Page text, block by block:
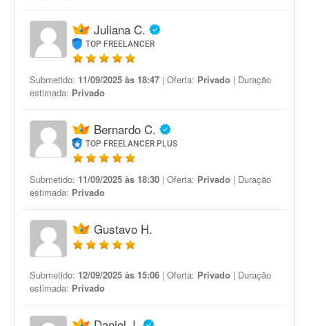
Juliana C.
TOP FREELANCER
Submetido: 11/09/2025 às 18:47 | Oferta: Privado | Duração
estimada: Privado
Bernardo C.
TOP FREELANCER PLUS
Submetido: 11/09/2025 às 18:30 | Oferta: Privado | Duração
estimada: Privado
Gustavo H.
Submetido: 12/09/2025 às 15:06 | Oferta: Privado | Duração
estimada: Privado